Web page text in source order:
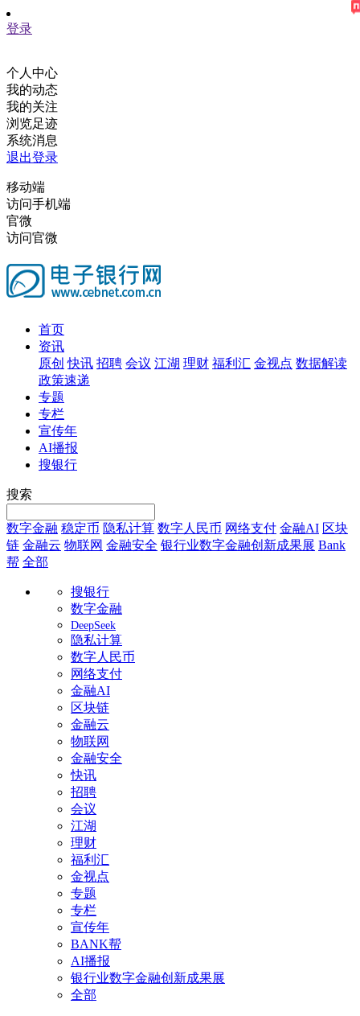
登录
个人中心
我的动态
我的关注
浏览足迹
系统消息
退出登录
移动端
访问手机端
官微
访问官微
首页
资讯
原创 快讯 招聘 会议 江湖 理财 福利汇 金视点 数据解读
政策速递
专题
专栏
宣传年
AI播报
搜银行
搜索
数字金融 稳定币 隐私计算 数字人民币 网络支付 金融AI 区块
链 金融云 物联网 金融安全 银行业数字金融创新成果展 Bank
帮 全部
搜银行
数字金融
DeepSeek
隐私计算
数字人民币
网络支付
金融AI
区块链
金融云
物联网
金融安全
快讯
招聘
会议
江湖
理财
福利汇
金视点
专题
专栏
宣传年
BANK帮
AI播报
银行业数字金融创新成果展
全部